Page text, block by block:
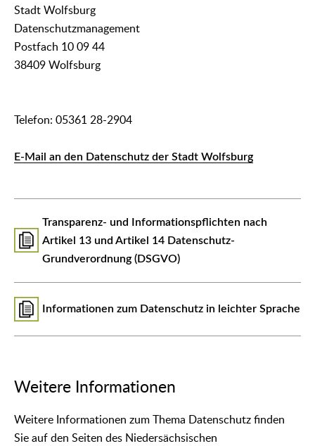
Stadt Wolfsburg
Datenschutzmanagement
Postfach 10 09 44
38409 Wolfsburg
Telefon: 05361 28-2904
E-Mail an den Datenschutz der Stadt Wolfsburg
Transparenz- und Informationspflichten nach
Artikel 13 und Artikel 14 Datenschutz-
Grundverordnung (DSGVO)
Informationen zum Datenschutz in leichter Sprache
Weitere Informationen
Weitere Informationen zum Thema Datenschutz finden
Sie auf den Seiten des Niedersächsischen